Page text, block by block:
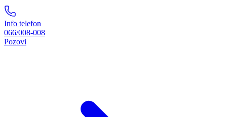
Info telefon
066/008-008
Pozovi